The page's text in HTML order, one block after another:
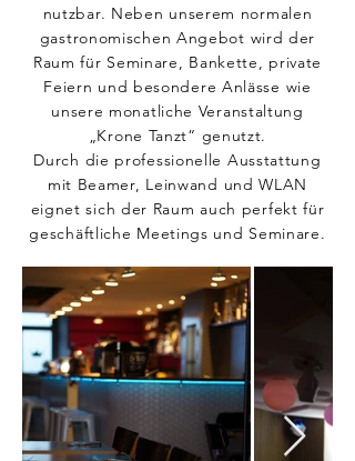
nutzbar. Neben unserem normalen
gastronomischen Angebot wird der
Raum für Seminare, Bankette, private
Feiern und besondere Anlässe wie
unsere monatliche Veranstaltung
„Krone Tanzt“ genutzt.
Durch die professionelle Ausstattung
mit Beamer, Leinwand und WLAN
eignet sich der Raum auch perfekt für
geschäftliche Meetings und Seminare.